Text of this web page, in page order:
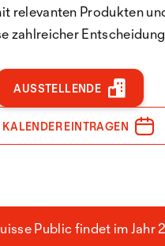
relevanten Produkten
zahlreicher
AUSSTELLENDE
KALENDER EINTRAGEN
Public findet im Jahr